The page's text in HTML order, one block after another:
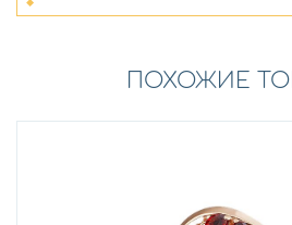
ПОХОЖИЕ